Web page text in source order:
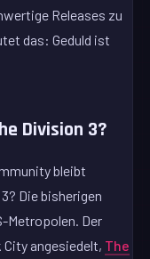
Releases zu
das: Geduld ist
Division 3?
bleibt
Die bisherigen
Metropolen. Der
angesiedelt, The